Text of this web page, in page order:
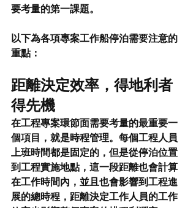
要考量的第一課題。
以下為各項專案工作船停泊需要注意的
重點：
距離決定效率，得地利者
得先機
在工程專案環節面需要考量的最重要一
個項目，就是時程管理。每個工程人員
上班時間都是固定的，但是從停泊位置
到工程實施地點，這一段距離也會計算
在工作時間內，並且也會影響到工程進
展的總時程，距離決定工作人員的工作